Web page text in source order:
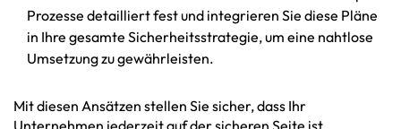
Prozesse detailliert fest und integrieren Sie diese Pläne
in Ihre gesamte Sicherheitsstrategie, um eine nahtlose
Umsetzung zu gewährleisten.
Mit diesen Ansätzen stellen Sie sicher, dass Ihr
Unternehmen jederzeit auf der sicheren Seite ist.